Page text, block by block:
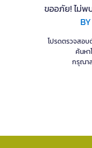
ขออภัย! ไม่
โปรดตรวจสอบ
ค้นหา
กรุณา